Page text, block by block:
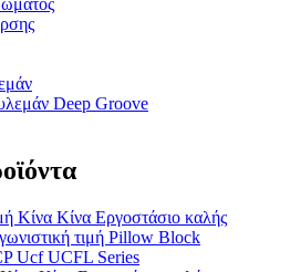
Deep Groove